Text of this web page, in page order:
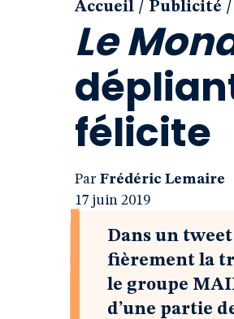
Accueil / Publicité /
Le
félicite
Par Frédéric Lemaire
17 juin 2019
Dans un
fièrement la
le groupe
d’une partie